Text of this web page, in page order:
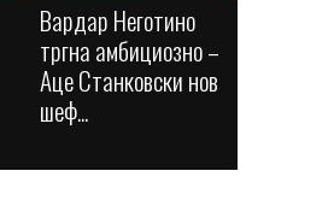
Вардар Неготино
тргна амбициозно –
Аце Станковски нов
шеф...